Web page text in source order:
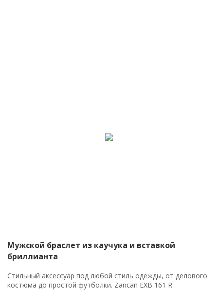
Мужской браслет из каучука и вставкой
бриллианта
Стильный аксессуар под любой стиль одежды, от делового
костюма до простой футболки. Zancan EXB 161 R